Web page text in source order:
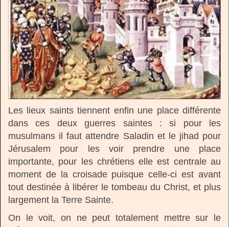
Les lieux saints tiennent enfin une place différente
dans ces deux guerres saintes : si pour les
musulmans il faut attendre Saladin et le jihad pour
Jérusalem pour les voir prendre une place
importante, pour les chrétiens elle est centrale au
moment de la croisade puisque celle-ci est avant
tout destinée à libérer le tombeau du Christ, et plus
largement la Terre Sainte.
On le voit, on ne peut totalement mettre sur le